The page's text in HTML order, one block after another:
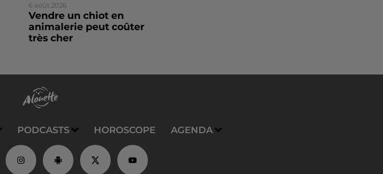
6 août 2026
Vendre un chiot en
animalerie peut coûter
très cher
PODCASTS HOROSCOPE AGENDA